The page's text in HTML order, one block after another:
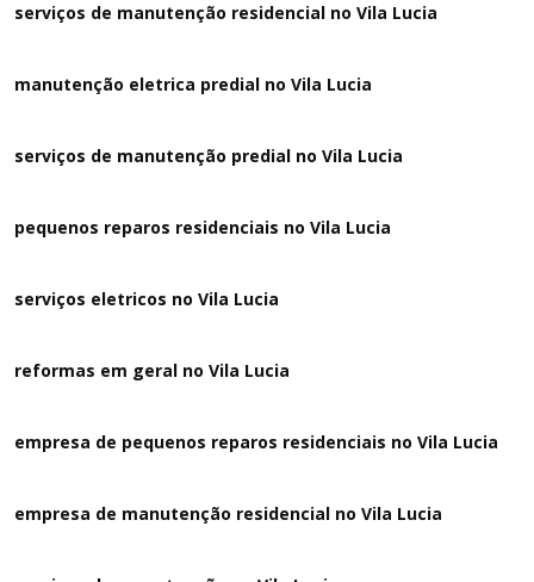
serviços de manutenção residencial no Vila Lucia
manutenção eletrica predial no Vila Lucia
serviços de manutenção predial no Vila Lucia
pequenos reparos residenciais no Vila Lucia
serviços eletricos no Vila Lucia
reformas em geral no Vila Lucia
empresa de pequenos reparos residenciais no Vila Lucia
empresa de manutenção residencial no Vila Lucia